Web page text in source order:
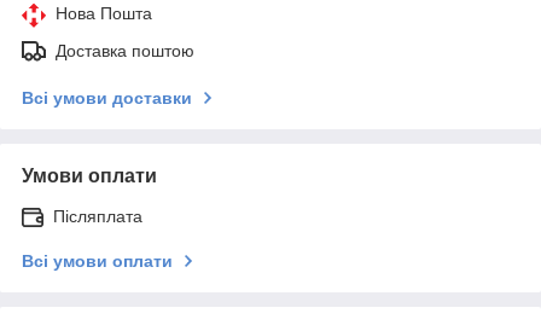
Нова Пошта
Доставка поштою
Всі умови доставки
Умови оплати
Післяплата
Всі умови оплати